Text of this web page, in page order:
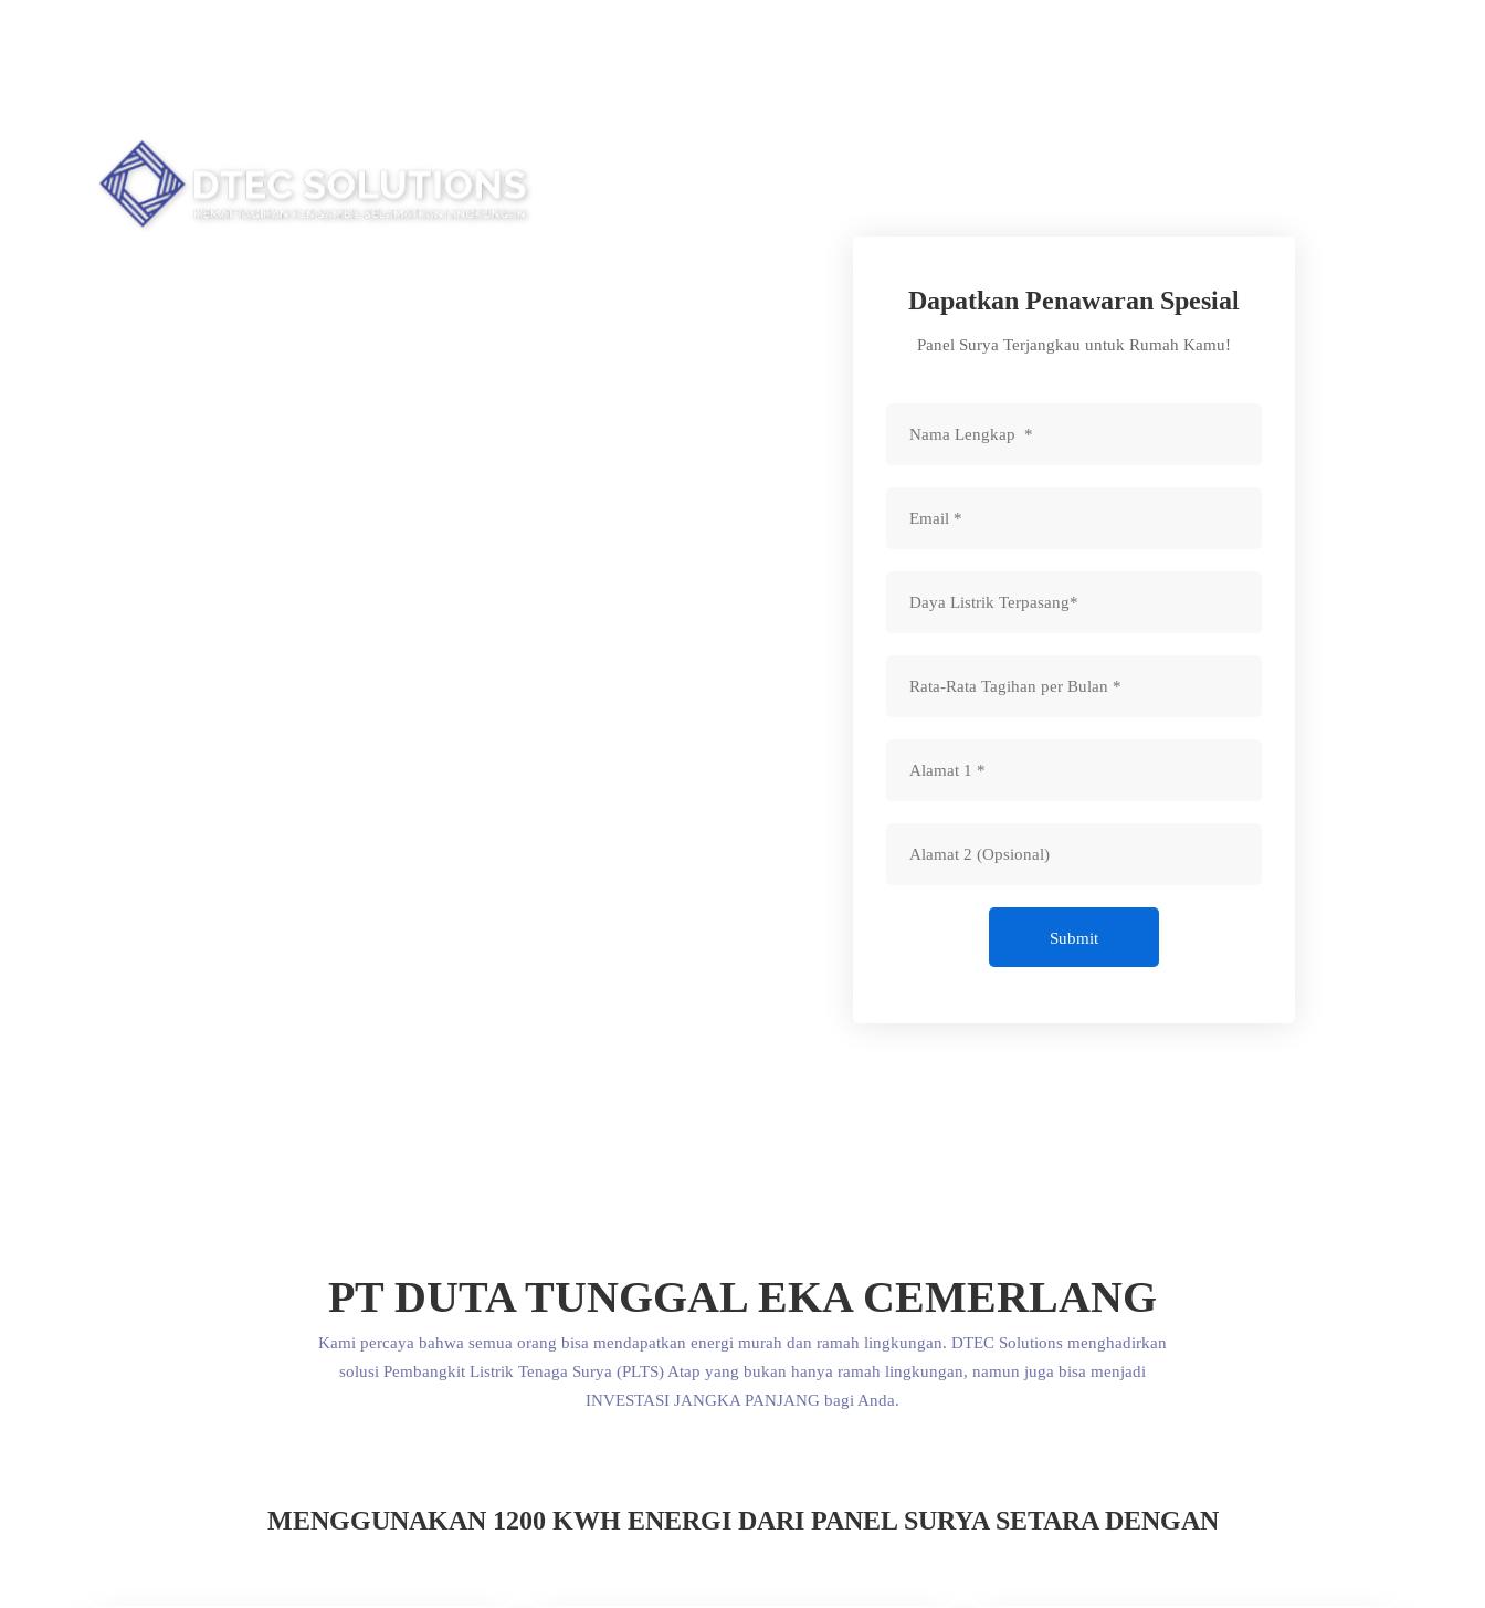
Dapatkan Penawaran Spesial
Panel Surya Terjangkau untuk Rumah Kamu!
Submit
PT DUTA TUNGGAL EKA CEMERLANG
Kami percaya bahwa semua orang bisa mendapatkan energi murah dan ramah lingkungan. DTEC Solutions menghadirkan
solusi Pembangkit Listrik Tenaga Surya (PLTS) Atap yang bukan hanya ramah lingkungan, namun juga bisa menjadi
INVESTASI JANGKA PANJANG bagi Anda.
MENGGUNAKAN 1200 KWH ENERGI DARI PANEL SURYA SETARA DENGAN